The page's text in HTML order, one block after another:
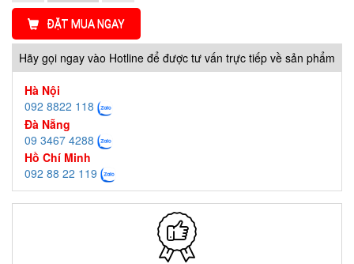
ĐẶT MUA NGAY
Hãy gọi ngay vào Hotline để được tư vấn trực tiếp về sản phẩm
Hà Nội
092 8822 118
Đà Nẵng
09 3467 4288
Hồ Chí Minh
092 88 22 119